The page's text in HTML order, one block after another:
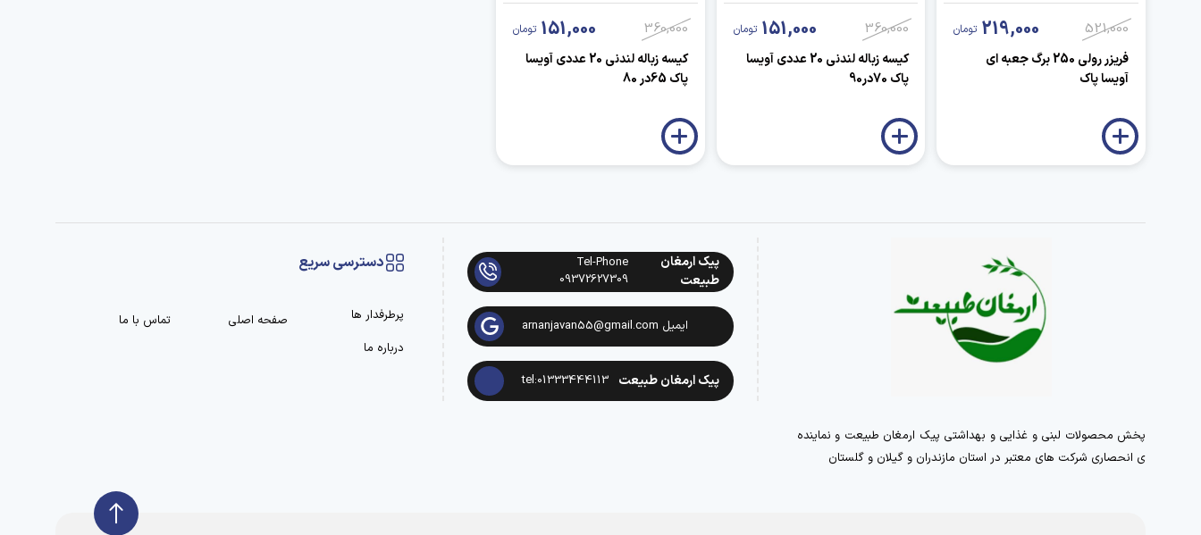
521,000
219,000 تومان
فریزر رولی 250 برگ جعبه ای
آویسا پاک
360,000
151,000 تومان
کیسه زباله لندنی 20 عددی آویسا
پاک 70در90
360,000
151,000 تومان
کیسه زباله لندنی 20 عددی آویسا
پاک 65در 80
پخش محصولات لبنی و غذایی و بهداشتی پیک ارمغان طبیعت و نماینده
ی انحصاری شرکت های معتبر در استان مازندران و گیلان و گلستان
پیک ارمغان
طبیعت
Tel-Phone
09372627309
ایمیل arnanjavan55@gmail.com
پیک ارمغان طبیعت tel:01333444113
دسترسی سریع
پرطرفدار ها صفحه اصلی
تماس با ما
درباره ما